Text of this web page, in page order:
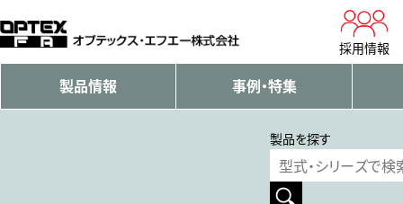
採用情報
製品情報 事例・特集
製品を探す